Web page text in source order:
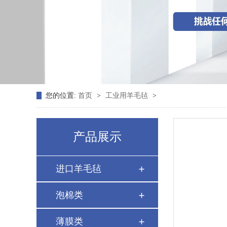
您的位置: 首页 > 工业用羊毛毡 >
产品展示
进口羊毛毡
泡棉类
薄膜类